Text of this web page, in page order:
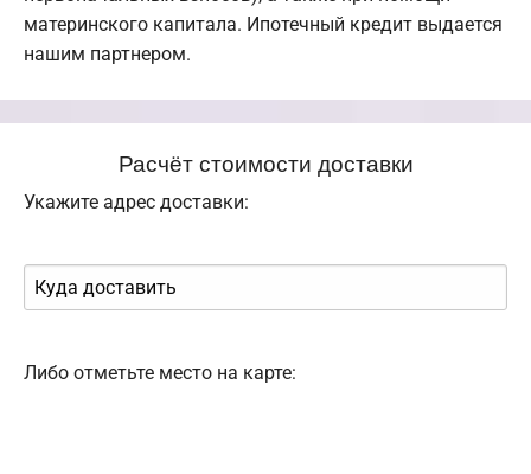
материнского капитала. Ипотечный кредит выдается
нашим партнером.
Расчёт стоимости доставки
Укажите адрес доставки:
Либо отметьте место на карте: